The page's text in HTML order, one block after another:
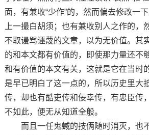
面，有兼收“少作”的，然而偏去修改一
上一撮白胡须；也有兼收别人之作的，
不取谩骂诬蔑的文章，以为无价值。其
的和本文都有价值的，即使那力量还不
和有价值的本文有关，这就是它在当时
是早已明白了这一点的，所以历史里大
传，却也有酷吏传和佞幸传，有忠臣传
不如此，便无从知道全般。
而且一任鬼蜮的技俩随时消灭，也